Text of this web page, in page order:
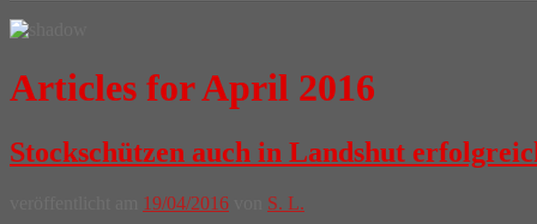
Articles for April 2016
Stockschützen auch in Landshut
19/04/2016 S. L.